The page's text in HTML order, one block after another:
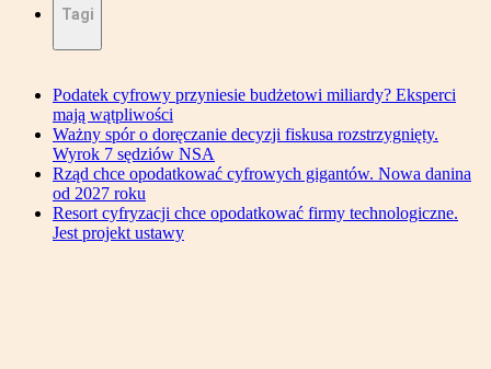
Tagi
Podatek cyfrowy przyniesie budżetowi miliardy? Eksperci
mają wątpliwości
Ważny spór o doręczanie decyzji fiskusa rozstrzygnięty.
Wyrok 7 sędziów NSA
Rząd chce opodatkować cyfrowych gigantów. Nowa danina
od 2027 roku
Resort cyfryzacji chce opodatkować firmy technologiczne.
Jest projekt ustawy